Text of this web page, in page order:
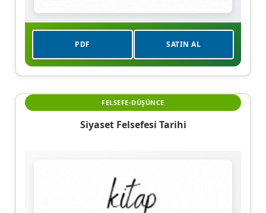
PDF SATIN AL
FELSEFE-DÜŞÜNCE
Siyaset Felsefesi Tarihi